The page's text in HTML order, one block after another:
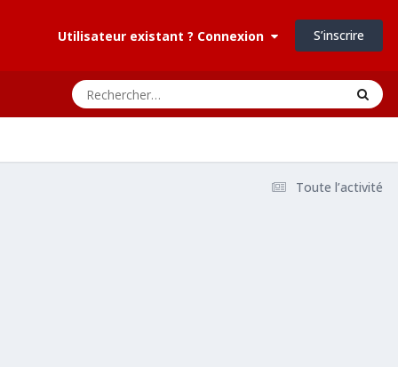
Utilisateur existant ? Connexion S’inscrire
Toute l’activité